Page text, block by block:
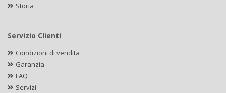
Storia
Servizio Clienti
Condizioni di vendita
Garanzia
FAQ
Servizi